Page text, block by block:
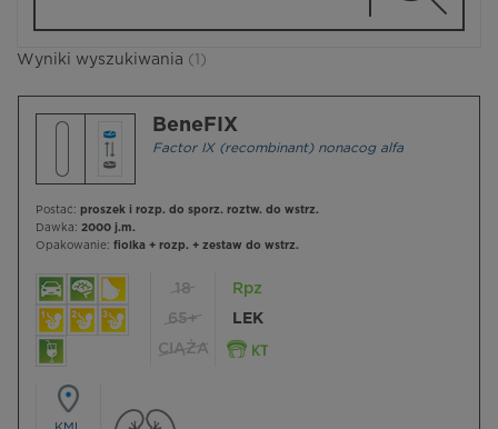
Wyniki wyszukiwania (1)
BeneFIX
Factor IX (recombinant) nonacog alfa
Postać: proszek i rozp. do sporz. roztw. do wstrz.
Dawka: 2000 j.m.
Opakowanie: fiolka + rozp. + zestaw do wstrz.
18
65+
CIĄŻA
Rpz
LEK